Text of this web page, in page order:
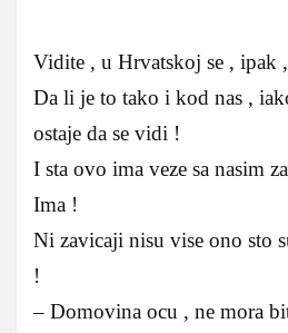
Vidite , u Hrvatskoj se , ipak
Da li je to tako i kod nas ,
ostaje da se vidi !
I sta ovo ima veze sa nasim
Ima !
Ni zavicaji nisu vise ono sto
!
– Domovina ocu , ne mora